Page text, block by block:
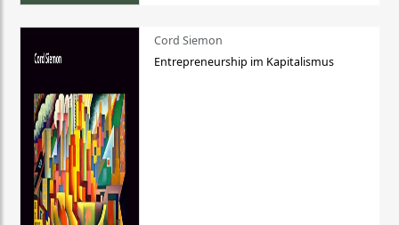
Cord Siemon
Entrepreneurship im Kapitalismus